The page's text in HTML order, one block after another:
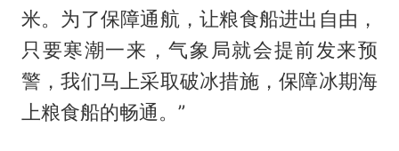
米。为了保障通航，让粮食船进出自由，
只要寒潮一来，气象局就会提前发来预
警，我们马上采取破冰措施，保障冰期海
上粮食船的畅通。”